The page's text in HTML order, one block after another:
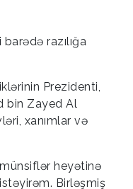
razılığa
Prezidenti,
bin Zayed Al
xanımlar və
heyətinə
Birləşmiş